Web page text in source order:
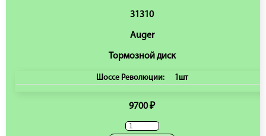
31310
Auger
Тормозной диск
Шоссе Революции: 1шт
9700 ₽